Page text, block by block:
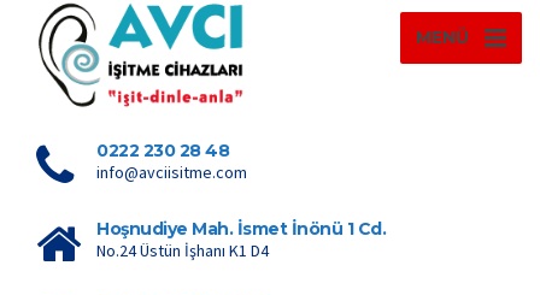
MENÜ
0222 230 28 48
info@avciisitme.com
Hoşnudiye Mah. İsmet İnönü 1 Cd.
No.24 Üstün İşhanı K1 D4